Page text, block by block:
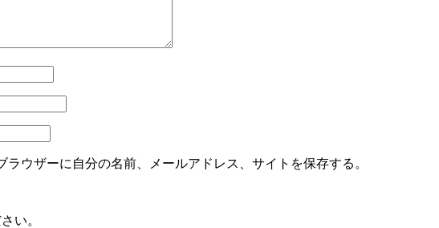
ウザーに自分の名前、メールアドレス、サイトを保存する。
い。